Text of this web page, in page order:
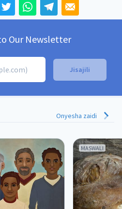
Our Newsletter
Onyesha zaidi
MASWALI